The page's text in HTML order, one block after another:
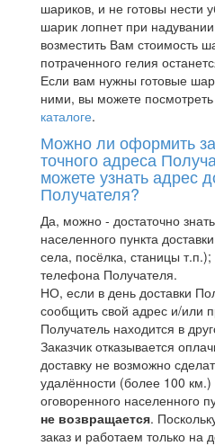
шариков, и не готовы нести
шарик лопнет при
возместить Вам стоимость
потраченного гелия
Если вам нужны готовые
ними, вы можете посмотреть
каталоге.
Можно ли оформить
точного адреса
можете узнать адрес
Получателя?
Да, можно - достаточно
населенного пункта
села, посёлка, станицы
телефона Получателя.
НО, если в день доставки
сообщить свой адрес и/или
Получатель находится в
Заказчик отказывается
доставку не возможно
удалённости (более 100 км.)
оговоренного населенного
не возвращается.
заказ и работаем только на